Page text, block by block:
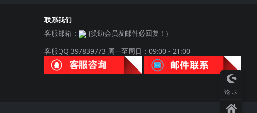
联系我们
客服邮箱：
{赞助会员发邮件必回复！}
客服QQ 397839773 周一至周日：09:00 - 21:00
论坛